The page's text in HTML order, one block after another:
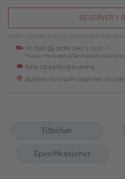
RESERVER I
Prisen gjelder kun når du handler eller
Fri frakt på ordre over 2 000,-*
*Gjelder Klimanøytral Servicepakke og
Rask og pålitelig levering
Butikker med kunnskapsrike ansatte
Tilbehør
Spesifikasjoner